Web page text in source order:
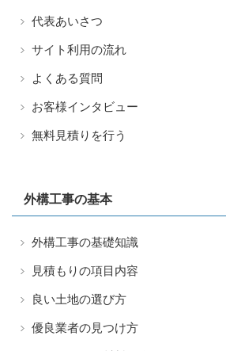
代表あいさつ
サイト利用の流れ
よくある質問
お客様インタビュー
無料見積りを行う
外構工事の基本
外構工事の基礎知識
見積もりの項目内容
良い土地の選び方
優良業者の見つけ方